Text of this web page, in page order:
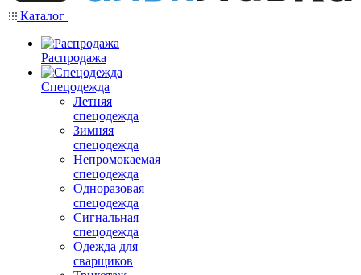
Каталог
Распродажа
Спецодежда
Летняя
спецодежда
Зимняя
спецодежда
Непромокаемая
спецодежда
Одноразовая
спецодежда
Сигнальная
спецодежда
Одежда для
сварщиков